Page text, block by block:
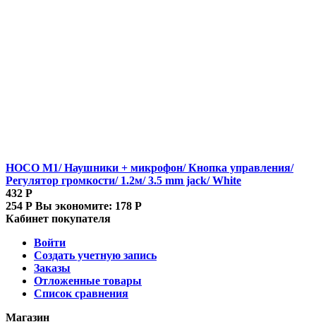
HOCO M1/ Наушники + микрофон/ Кнопка управления/
Регулятор громкости/ 1.2м/ 3.5 mm jack/ White
432 Р
254 Р Вы экономите: 178 Р
Кабинет покупателя
Войти
Создать учетную запись
Заказы
Отложенные товары
Список сравнения
Магазин